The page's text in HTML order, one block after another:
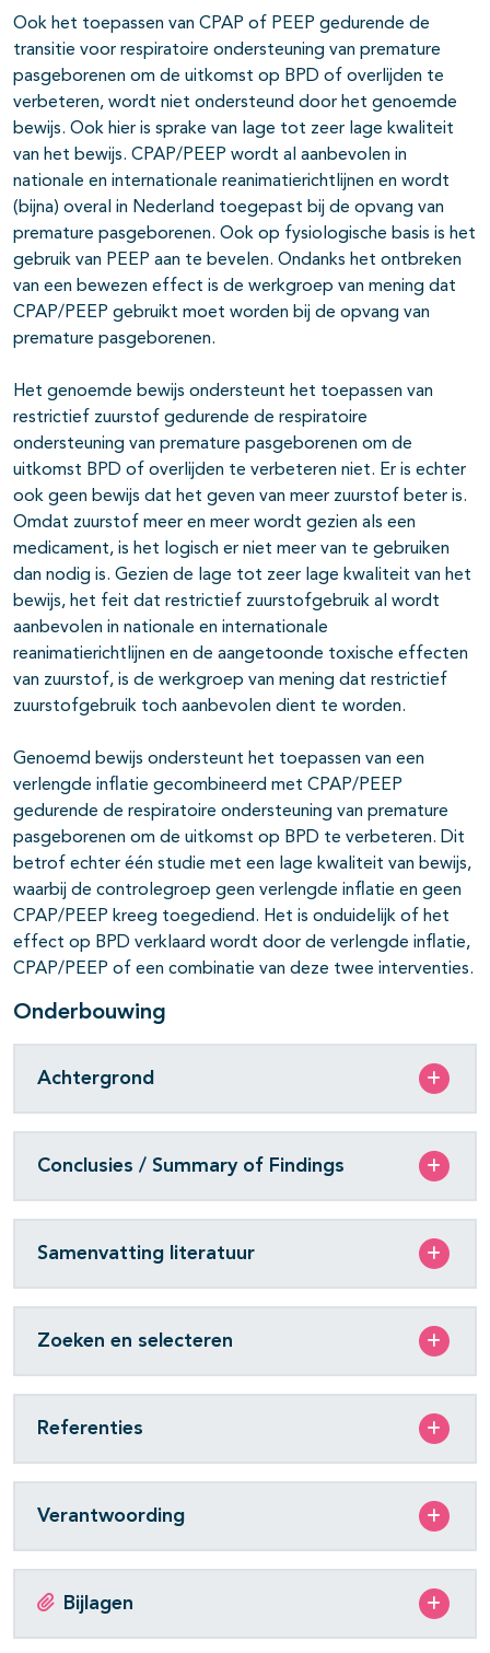
Ook het toepassen van CPAP of PEEP gedurende de
transitie voor respiratoire ondersteuning van premature
pasgeborenen om de uitkomst op BPD of overlijden te
verbeteren, wordt niet ondersteund door het genoemde
bewijs. Ook hier is sprake van lage tot zeer lage kwaliteit
van het bewijs. CPAP/PEEP wordt al aanbevolen in
nationale en internationale reanimatierichtlijnen en wordt
(bijna) overal in Nederland toegepast bij de opvang van
premature pasgeborenen. Ook op fysiologische basis is het
gebruik van PEEP aan te bevelen. Ondanks het ontbreken
van een bewezen effect is de werkgroep van mening dat
CPAP/PEEP gebruikt moet worden bij de opvang van
premature pasgeborenen.
Het genoemde bewijs ondersteunt het toepassen van
restrictief zuurstof gedurende de respiratoire
ondersteuning van premature pasgeborenen om de
uitkomst BPD of overlijden te verbeteren niet. Er is echter
ook geen bewijs dat het geven van meer zuurstof beter is.
Omdat zuurstof meer en meer wordt gezien als een
medicament, is het logisch er niet meer van te gebruiken
dan nodig is. Gezien de lage tot zeer lage kwaliteit van het
bewijs, het feit dat restrictief zuurstofgebruik al wordt
aanbevolen in nationale en internationale
reanimatierichtlijnen en de aangetoonde toxische effecten
van zuurstof, is de werkgroep van mening dat restrictief
zuurstofgebruik toch aanbevolen dient te worden.
Genoemd bewijs ondersteunt het toepassen van een
verlengde inflatie gecombineerd met CPAP/PEEP
gedurende de respiratoire ondersteuning van premature
pasgeborenen om de uitkomst op BPD te verbeteren. Dit
betrof echter één studie met een lage kwaliteit van bewijs,
waarbij de controlegroep geen verlengde inflatie en geen
CPAP/PEEP kreeg toegediend. Het is onduidelijk of het
effect op BPD verklaard wordt door de verlengde inflatie,
CPAP/PEEP of een combinatie van deze twee interventies.
Onderbouwing
Achtergrond
Conclusies / Summary of Findings
Samenvatting literatuur
Zoeken en selecteren
Referenties
Verantwoording
Bijlagen